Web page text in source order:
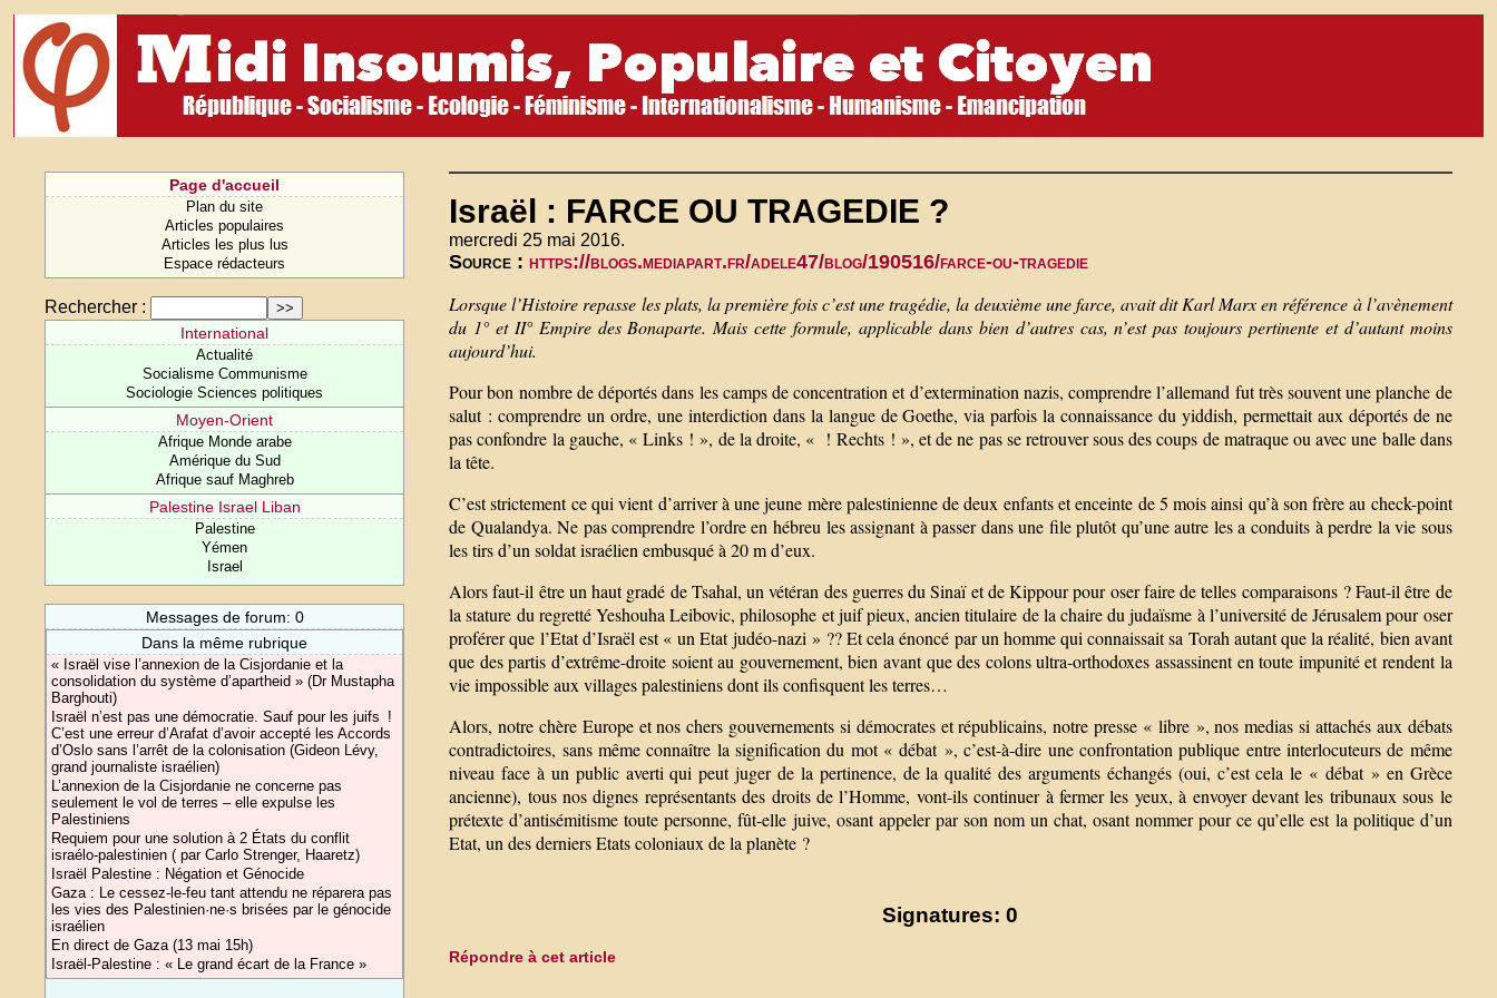
Page d'accueil
Plan du site
Articles populaires
Articles les plus lus
Espace rédacteurs
Rechercher :
International
Actualité
Socialisme Communisme
Sociologie Sciences politiques
Moyen-Orient
Afrique Monde arabe
Amérique du Sud
Afrique sauf Maghreb
Palestine Israel Liban
Palestine
Yémen
Israel
Messages de forum: 0
Dans la même rubrique
« Israël vise l’annexion de la Cisjordanie et la
consolidation du système d’apartheid » (Dr Mustapha
Barghouti)
Israël n’est pas une démocratie. Sauf pour les juifs !
C’est une erreur d’Arafat d’avoir accepté les Accords
d’Oslo sans l’arrêt de la colonisation (Gideon Lévy,
grand journaliste israélien)
L’annexion de la Cisjordanie ne concerne pas
seulement le vol de terres – elle expulse les
Palestiniens
Requiem pour une solution à 2 États du conflit
israélo-palestinien ( par Carlo Strenger, Haaretz)
Israël Palestine : Négation et Génocide
Gaza : Le cessez-le-feu tant attendu ne réparera pas
les vies des Palestinien·ne·s brisées par le génocide
israélien
En direct de Gaza (13 mai 15h)
Israël-Palestine : « Le grand écart de la France »
Israël : FARCE OU TRAGEDIE ?
mercredi 25 mai 2016.
Source :https://blogs.mediapart.fr/adele47/blog/190516/farce-ou-tragedie
Lorsque l’Histoire repasse les plats, la première fois c’est une tragédie, la deuxième une farce, avait dit Karl Marx en référence à l’avènement
du 1° et II° Empire des Bonaparte. Mais cette formule, applicable dans bien d’autres cas, n’est pas toujours pertinente et d’autant moins
aujourd’hui.
Pour bon nombre de déportés dans les camps de concentration et d’extermination nazis, comprendre l’allemand fut très souvent une planche de
salut : comprendre un ordre, une interdiction dans la langue de Goethe, via parfois la connaissance du yiddish, permettait aux déportés de ne
pas confondre la gauche, « Links ! », de la droite, « ! Rechts ! », et de ne pas se retrouver sous des coups de matraque ou avec une balle dans
la tête.
C’est strictement ce qui vient d’arriver à une jeune mère palestinienne de deux enfants et enceinte de 5 mois ainsi qu’à son frère au check-point
de Qualandya. Ne pas comprendre l’ordre en hébreu les assignant à passer dans une file plutôt qu’une autre les a conduits à perdre la vie sous
les tirs d’un soldat israélien embusqué à 20 m d’eux.
Alors faut-il être un haut gradé de Tsahal, un vétéran des guerres du Sinaï et de Kippour pour oser faire de telles comparaisons ? Faut-il être de
la stature du regretté Yeshouha Leibovic, philosophe et juif pieux, ancien titulaire de la chaire du judaïsme à l’université de Jérusalem pour oser
proférer que l’Etat d’Israël est « un Etat judéo-nazi » ?? Et cela énoncé par un homme qui connaissait sa Torah autant que la réalité, bien avant
que des partis d’extrême-droite soient au gouvernement, bien avant que des colons ultra-orthodoxes assassinent en toute impunité et rendent la
vie impossible aux villages palestiniens dont ils confisquent les terres…
Alors, notre chère Europe et nos chers gouvernements si démocrates et républicains, notre presse « libre », nos medias si attachés aux débats
contradictoires, sans même connaître la signification du mot « débat », c’est-à-dire une confrontation publique entre interlocuteurs de même
niveau face à un public averti qui peut juger de la pertinence, de la qualité des arguments échangés (oui, c’est cela le « débat » en Grèce
ancienne), tous nos dignes représentants des droits de l’Homme, vont-ils continuer à fermer les yeux, à envoyer devant les tribunaux sous le
prétexte d’antisémitisme toute personne, fût-elle juive, osant appeler par son nom un chat, osant nommer pour ce qu’elle est la politique d’un
Etat, un des derniers Etats coloniaux de la planète ?
Signatures: 0
Répondre à cet article